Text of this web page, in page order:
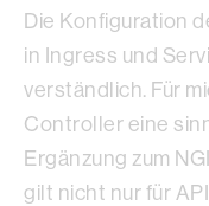
Die Konfiguration
in Ingress und
verständlich. Für
Controller eine
Ergänzung zum
gilt nicht nur für